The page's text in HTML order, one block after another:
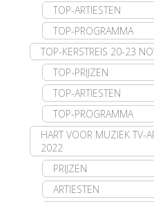
TOP-ARTIESTEN
TOP-PROGRAMMA
TOP-KERSTREIS 20-23
TOP-PRIJZEN
TOP-ARTIESTEN
TOP-PROGRAMMA
HART VOOR MUZIEK TV-
2022
PRIJZEN
ARTIESTEN